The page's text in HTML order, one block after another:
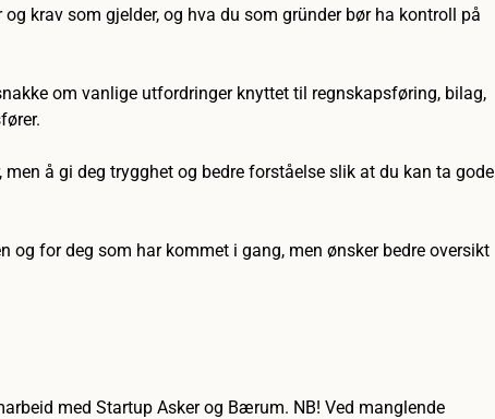
krav som gjelder, og hva du som gründer bør ha kontroll på
om vanlige utfordringer knyttet til regnskapsføring, bilag,
å gi deg trygghet og bedre forståelse slik at du kan ta gode
og for deg som har kommet i gang, men ønsker bedre oversikt
med Startup Asker og Bærum. NB! Ved manglende